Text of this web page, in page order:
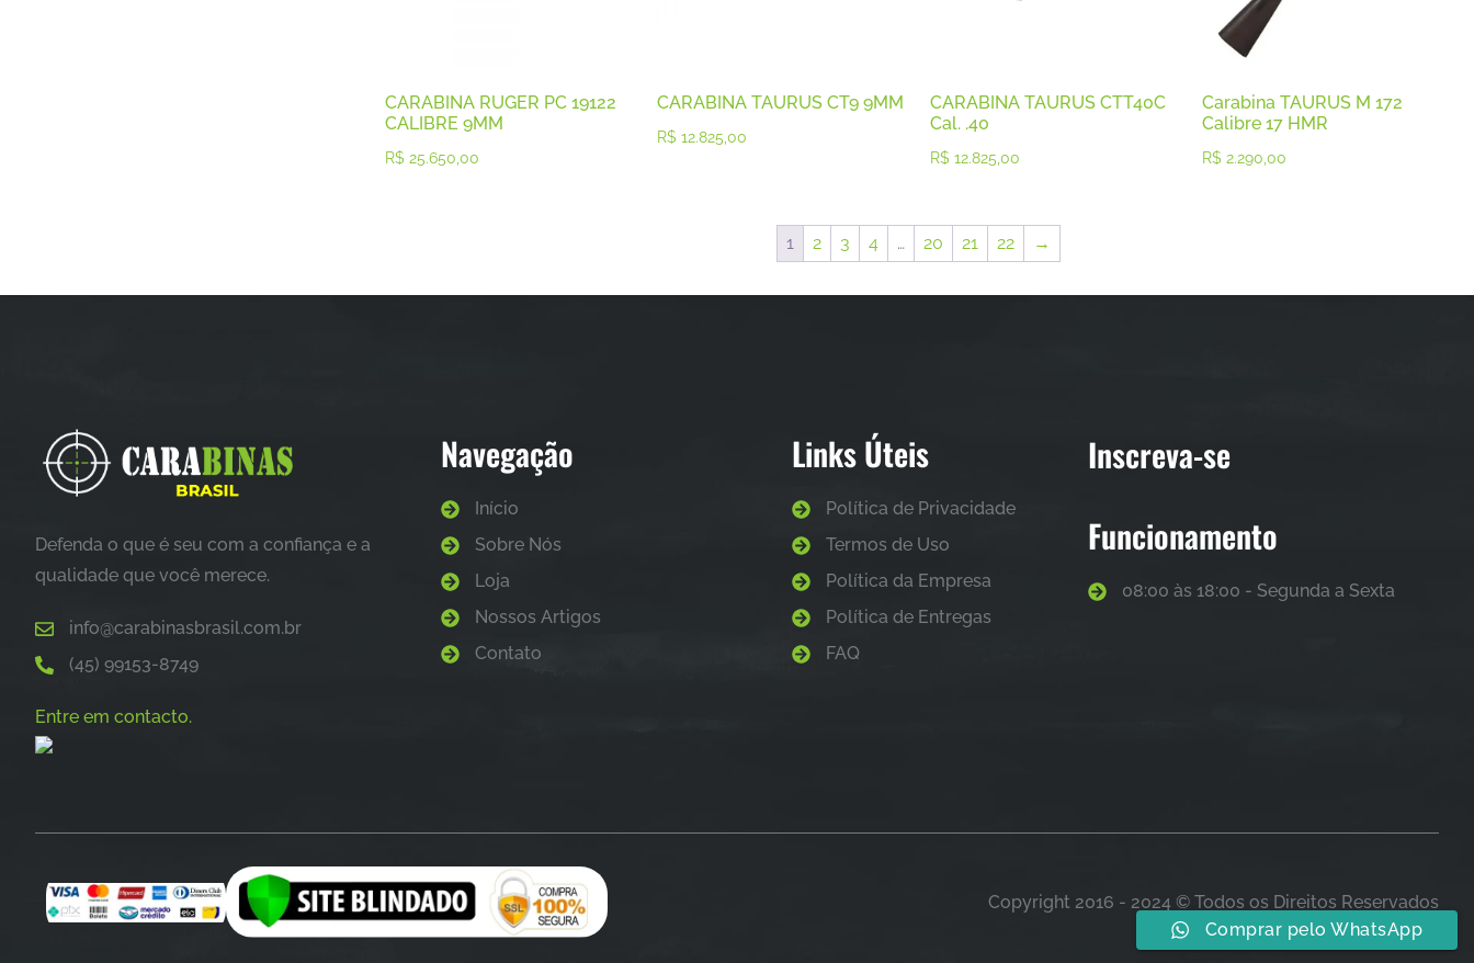
CARABINA RUGER PC 19122
CALIBRE 9MM
R$ 25.650,00
CARABINA TAURUS CT9 9MM
R$ 12.825,00
CARABINA TAURUS CTT40C
Cal. .40
R$ 12.825,00
Carabina TAURUS M 172
Calibre 17 HMR
R$ 2.290,00
1 2 3 4 … 20 21 22 →
Defenda o que é seu com a confiança e a
qualidade que você merece.
info@carabinasbrasil.com.br
(45) 99153-8749
Entre em contacto.
Navegação
Início
Sobre Nós
Loja
Nossos Artigos
Contato
Links Úteis
Política de Privacidade
Termos de Uso
Política da Empresa
Política de Entregas
FAQ
Inscreva-se
Funcionamento
08:00 às 18:00 - Segunda a Sexta
Copyright 2016 - 2024 © Todos os Direitos Reservados
Comprar pelo WhatsApp